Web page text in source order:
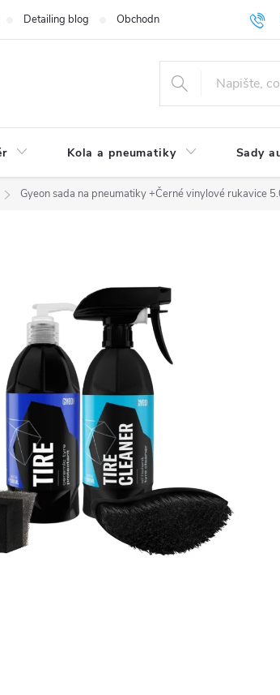
Detailing blog Obchodní podmínky
Kola a pneumatiky Sady
Gyeon sada na pneumatiky+Černé vinylové rukavice